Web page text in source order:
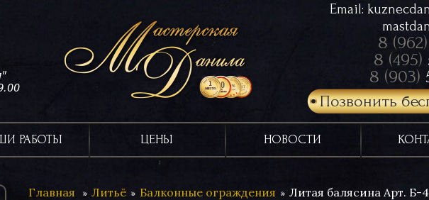
Email:
8 (962)
8 (495)
8 (903)
Позвонить
РАБОТЫ ЦЕНЫ НОВОСТИ
Главная Литьё Балконные ограждения Литая балясина Арт. Б-